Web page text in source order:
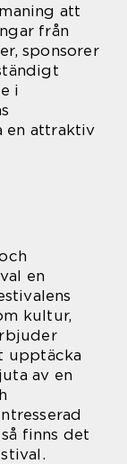
att
från
sponsorer
i
en attraktiv
en
kultur,
upptäcka
av en
finns det